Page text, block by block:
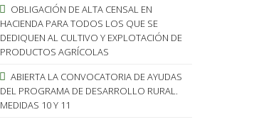
OBLIGACIÓN DE ALTA CENSAL EN
HACIENDA PARA TODOS LOS QUE SE
DEDIQUEN AL CULTIVO Y EXPLOTACIÓN DE
PRODUCTOS AGRÍCOLAS
ABIERTA LA CONVOCATORIA DE AYUDAS
DEL PROGRAMA DE DESARROLLO RURAL.
MEDIDAS 10 Y 11